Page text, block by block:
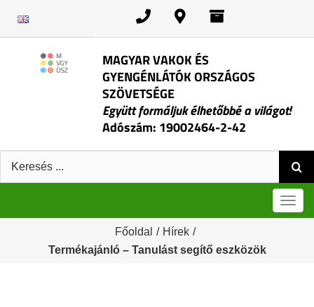
MAGYAR VAKOK ÉS
GYENGÉNLÁTÓK ORSZÁGOS
SZÖVETSÉGE
Együtt formáljuk élhetőbbé a világot!
Adószám: 19002464-2-42
Keresés:
Főoldal / Hírek /
Termékajánló – Tanulást segítő eszközök